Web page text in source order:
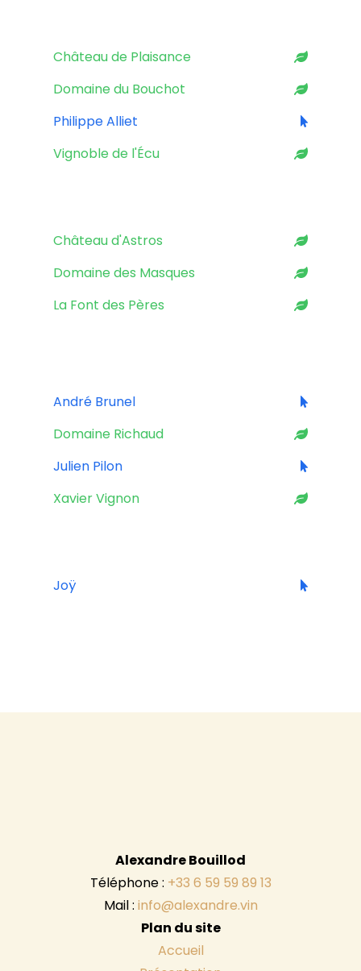
Château de Plaisance
Domaine du Bouchot
Philippe Alliet
Vignoble de l'Écu
Château d'Astros
Domaine des Masques
La Font des Pères
André Brunel
Domaine Richaud
Julien Pilon
Xavier Vignon
Joÿ
Alexandre Bouillod
Téléphone : +33 6 59 59 89 13
Mail : info@alexandre.vin
Plan du site
Accueil